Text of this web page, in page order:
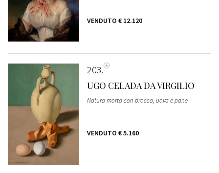
VENDUTO € 12.120
203
UGO CELADA DA VIRGILIO
Natura morta con brocca, uova e pane
VENDUTO € 5.160